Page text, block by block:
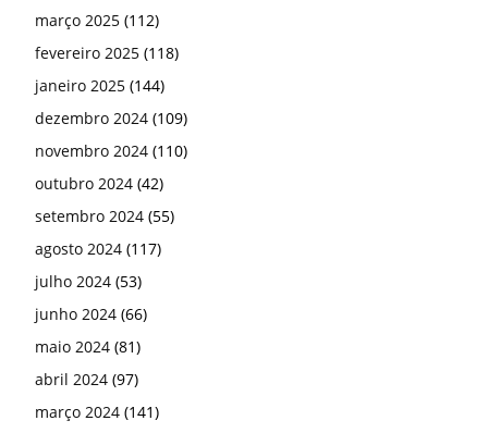
março 2025 (112)
fevereiro 2025 (118)
janeiro 2025 (144)
dezembro 2024 (109)
novembro 2024 (110)
outubro 2024 (42)
setembro 2024 (55)
agosto 2024 (117)
julho 2024 (53)
junho 2024 (66)
maio 2024 (81)
abril 2024 (97)
março 2024 (141)